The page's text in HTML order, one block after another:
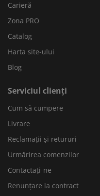
Carieră
Zona PRO
Catalog
Harta site-ului
Blog
Serviciul clienți
Cum să cumpere
Livrare
Reclamații și retururi
Urmărirea comenzilor
Contactați-ne
Renunțare la contract